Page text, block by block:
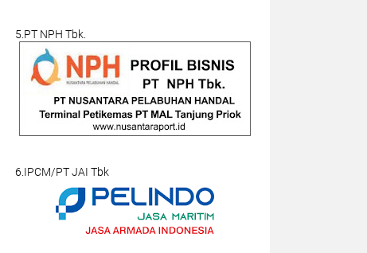
5.PT NPH Tbk.
6.IPCM/PT JAI Tbk